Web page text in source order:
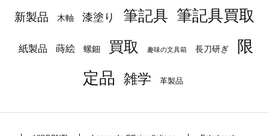
新製品 木軸 漆塗り 筆記具 筆記具買取
紙製品 蒔絵 螺鈿 買取 趣味の文具箱 長刀研ぎ
限
定品
雑学 革製品